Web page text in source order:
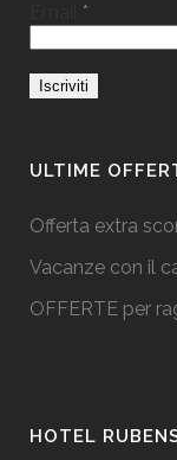
*
ULTIME
Offerta extra
Vacanze con il
OFFERTE per
HOTEL